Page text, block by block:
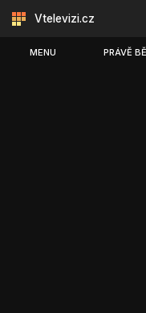
Vtelevizi.cz
MENU PRÁVĚ